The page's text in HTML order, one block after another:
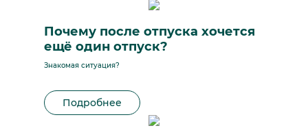
Почему после отпуска хочется
ещё один отпуск?
Знакомая ситуация?
Подробнее